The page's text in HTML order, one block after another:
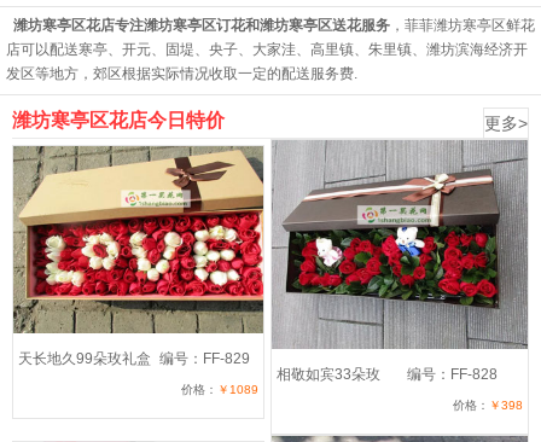
潍坊寒亭区花店专注潍坊寒亭区订花和潍坊寒亭区送花服务 ，菲菲潍坊寒亭区鲜花
店可以配送寒亭、开元、固堤、央子、大家洼、高里镇、朱里镇、潍坊滨海经济开
发区等地方，郊区根据实际情况收取一定的配送服务费.
潍坊寒亭区花店今日特价 更多>
天长地久99朵玫礼盒 编号：FF-829
价格： ￥1089
相敬如宾33朵玫 编号：FF-828
价格： ￥398